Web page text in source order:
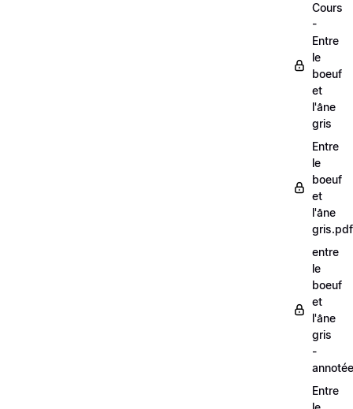
Cours
-
Entre
le
boeuf
et
l'âne
gris
Entre
le
boeuf
et
l'âne
gris.pdf
entre
le
boeuf
et
l'âne
gris
-
Entre